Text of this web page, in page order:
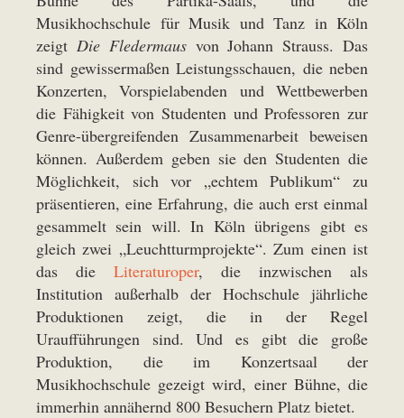
Musikhochschule für Musik und Tanz in Köln
zeigt Die Fledermausvon Johann Strauss. Das
sind gewissermaßen Leistungsschauen, die neben
Konzerten, Vorspielabenden und Wettbewerben
die Fähigkeit von Studenten und Professoren zur
Genre-übergreifenden Zusammenarbeit beweisen
können. Außerdem geben sie den Studenten die
Möglichkeit, sich vor „echtem Publikum“ zu
präsentieren, eine Erfahrung, die auch erst einmal
gesammelt sein will. In Köln übrigens gibt es
gleich zwei „Leuchtturmprojekte“. Zum einen ist
das die Literaturoper, die inzwischen als
Institution außerhalb der Hochschule jährliche
Produktionen zeigt, die in der Regel
Uraufführungen sind. Und es gibt die große
Produktion, die im Konzertsaal der
Musikhochschule gezeigt wird, einer Bühne, die
immerhin annähernd 800 Besuchern Platz bietet.